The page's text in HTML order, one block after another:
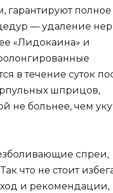
гарантируют полное
— удаление
«Лидокаина» и
в течение суток
шприцов,
не больнее, чем
спреи,
что не стоит
и рекомендации,